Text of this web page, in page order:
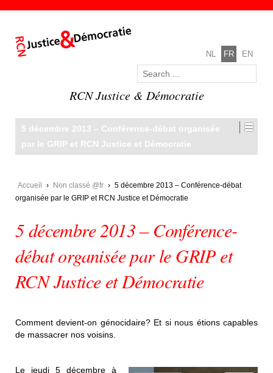
NL FR EN
RCN Justice & Démocratie
5 décembre 2013 – Conférence-débat organisée
par le GRIP et RCN Justice et Démocratie
Accueil › Non classé @fr › 5 décembre 2013 – Conférence-débat
organisée par le GRIP et RCN Justice et Démocratie
5 décembre 2013 – Conférence-
débat organisée par le GRIP et
RCN Justice et Démocratie
Comment devient-on génocidaire? Et si nous étions capables
de massacrer nos voisins.
Le jeudi 5 décembre à